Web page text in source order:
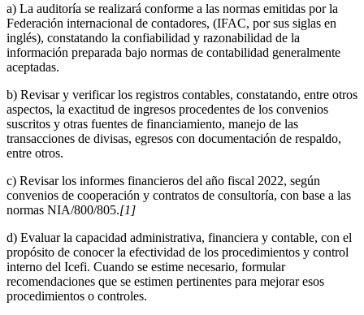
a) La auditoría se realizará conforme a las normas emitidas por la
Federación internacional de contadores, (IFAC, por sus siglas en
inglés), constatando la confiabilidad y razonabilidad de la
información preparada bajo normas de contabilidad generalmente
aceptadas.
b) Revisar y verificar los registros contables, constatando, entre otros
aspectos, la exactitud de ingresos procedentes de los convenios
suscritos y otras fuentes de financiamiento, manejo de las
transacciones de divisas, egresos con documentación de respaldo,
entre otros.
c) Revisar los informes financieros del año fiscal 2022, según
convenios de cooperación y contratos de consultoría, con base a las
normas NIA/800/805.[1]
d) Evaluar la capacidad administrativa, financiera y contable, con el
propósito de conocer la efectividad de los procedimientos y control
interno del Icefi. Cuando se estime necesario, formular
recomendaciones que se estimen pertinentes para mejorar esos
procedimientos o controles.